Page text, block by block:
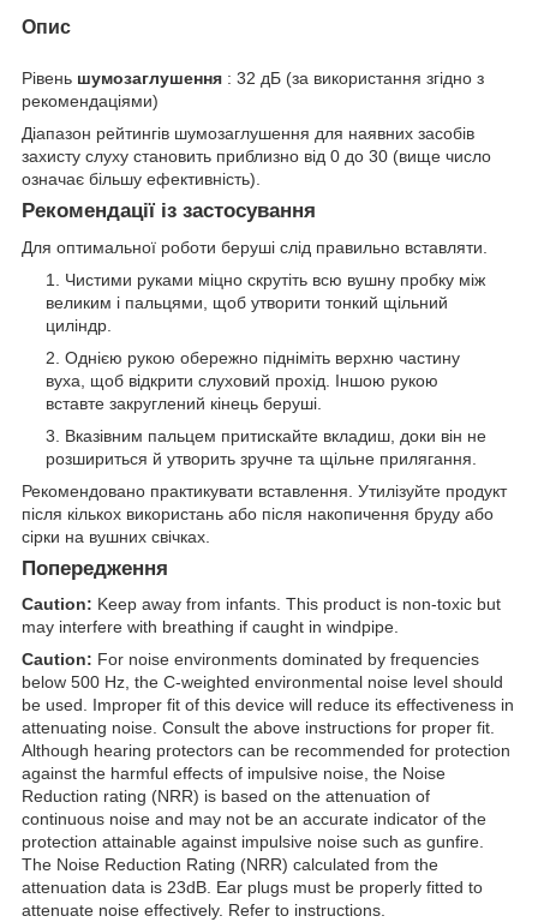
Опис
Рівень шумозаглушення : 32 дБ (за використання згідно з
рекомендаціями)
Діапазон рейтингів шумозаглушення для наявних засобів
захисту слуху становить приблизно від 0 до 30 (вище число
означає більшу ефективність).
Рекомендації із застосування
Для оптимальної роботи беруші слід правильно вставляти.
Чистими руками міцно скрутіть всю вушну пробку між
великим і пальцями, щоб утворити тонкий щільний
циліндр.
Однією рукою обережно підніміть верхню частину
вуха, щоб відкрити слуховий прохід. Іншою рукою
вставте закруглений кінець беруші.
Вказівним пальцем притискайте вкладиш, доки він не
розшириться й утворить зручне та щільне прилягання.
Рекомендовано практикувати вставлення. Утилізуйте продукт
після кількох використань або після накопичення бруду або
сірки на вушних свічках.
Попередження
Caution: Keep away from infants. This product is non-toxic but
may interfere with breathing if caught in windpipe.
Caution: For noise environments dominated by frequencies
below 500 Hz, the C-weighted environmental noise level should
be used. Improper fit of this device will reduce its effectiveness in
attenuating noise. Consult the above instructions for proper fit.
Although hearing protectors can be recommended for protection
against the harmful effects of impulsive noise, the Noise
Reduction rating (NRR) is based on the attenuation of
continuous noise and may not be an accurate indicator of the
protection attainable against impulsive noise such as gunfire.
The Noise Reduction Rating (NRR) calculated from the
attenuation data is 23dB. Ear plugs must be properly fitted to
attenuate noise effectively. Refer to instructions.